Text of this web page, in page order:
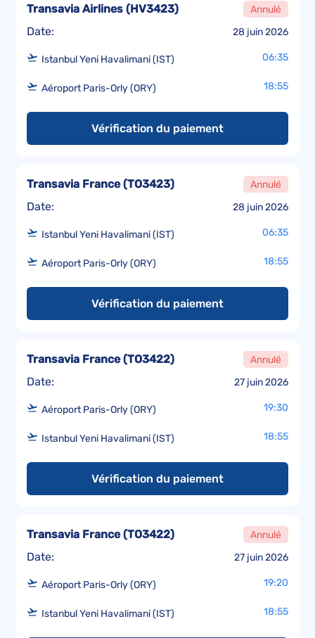
Date: 28 juin 2026
Transavia Airlines (HV3423) Annulé
Istanbul Yeni Havalimani (IST) 06:35
Aéroport Paris-Orly (ORY) 18:55
Vérification du paiement
Date: 28 juin 2026
Transavia France(TO3423) Annulé
Istanbul Yeni Havalimani (IST) 06:35
Aéroport Paris-Orly (ORY) 18:55
Vérification du paiement
Date: 27 juin 2026
Transavia France(TO3422) Annulé
Aéroport Paris-Orly (ORY) 19:30
Istanbul Yeni Havalimani (IST) 18:55
Vérification du paiement
Date: 27 juin 2026
Transavia France(TO3422) Annulé
Aéroport Paris-Orly (ORY) 19:20
Istanbul Yeni Havalimani (IST) 18:55